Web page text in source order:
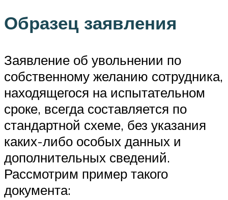
Образец заявления
Заявление об увольнении по
собственному желанию сотрудника,
находящегося на испытательном
сроке, всегда составляется по
стандартной схеме, без указания
каких-либо особых данных и
дополнительных сведений.
Рассмотрим пример такого
документа: